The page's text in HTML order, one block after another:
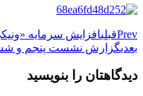
Prevقبلیافزایش سرمایه
بعدیگزارش نشست پنجم و
دیدگاهتان را بنویسید